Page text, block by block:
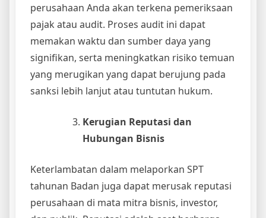
perusahaan Anda akan terkena pemeriksaan
pajak atau audit. Proses audit ini dapat
memakan waktu dan sumber daya yang
signifikan, serta meningkatkan risiko temuan
yang merugikan yang dapat berujung pada
sanksi lebih lanjut atau tuntutan hukum.
Kerugian Reputasi dan
Hubungan Bisnis
Keterlambatan dalam melaporkan SPT
tahunan Badan juga dapat merusak reputasi
perusahaan di mata mitra bisnis, investor,